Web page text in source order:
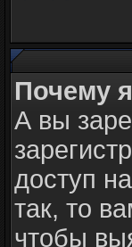
Почему
А вы
доступ
так, то
чтобы